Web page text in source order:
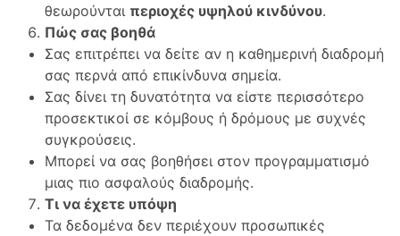
θεωρούνται περιοχές υψηλού κινδύνου.
Πώς σας βοηθά
Σας επιτρέπει να δείτε αν η καθημερινή διαδρομή
σας περνά από επικίνδυνα σημεία.
Σας δίνει τη δυνατότητα να είστε περισσότερο
προσεκτικοί σε κόμβους ή δρόμους με συχνές
συγκρούσεις.
Μπορεί να σας βοηθήσει στον προγραμματισμό
μιας πιο ασφαλούς διαδρομής.
Τι να έχετε υπόψη
Τα δεδομένα δεν περιέχουν προσωπικές